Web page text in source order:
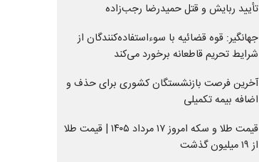
تأیید ربایش و قتل حمیدرضا رجب‌زاده
جهانگیر: قوه قضائیه با سوءاستفاده‌کنندگان از
شرایط تحریم قاطعانه برخورد می‌کند
آخرین فرصت بازنشستگان کشوری برای حذف و
اضافه بیمه تکمیلی
قیمت طلا و سکه امروز ۱۷ مرداد ۱۴۰۵ | قیمت طلا
از ۱۹ میلیون گذشت